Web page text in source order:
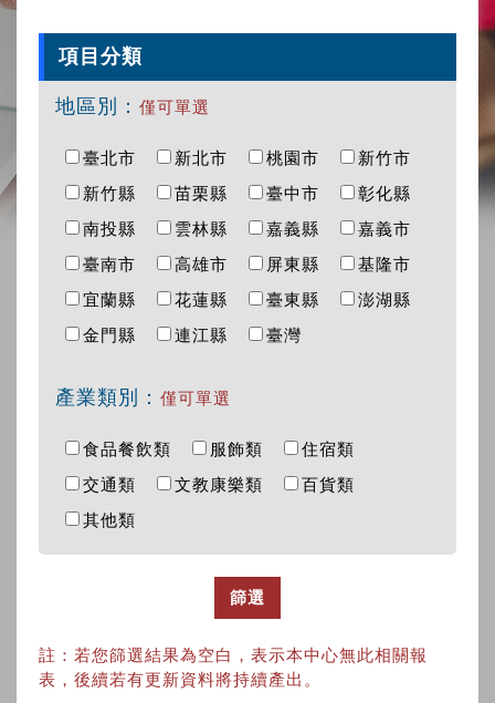
項目分類
地區別： 僅可單選
臺北市 新北市 桃園市
新竹市
新竹縣
苗栗縣 臺中市
彰化縣
南投縣
雲林縣 嘉義縣
嘉義市
臺南市
高雄市 屏東縣
基隆市
宜蘭縣
花蓮縣 臺東縣
澎湖縣
金門縣
連江縣 臺灣
產業類別： 僅可單選
食品餐飲類 服飾類
住宿類
交通類
文教康樂類
百貨類
其他類
篩選
註：若您篩選結果為空白，表示本中心無此相關報
表，後續若有更新資料將持續產出。